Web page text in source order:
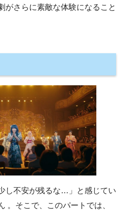
がさらに素敵な体験になること
し不安が残るな…」と感じてい
。そこで、このパートでは、